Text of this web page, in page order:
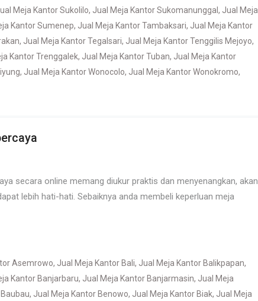
Meja Kantor Sukolilo, Jual Meja Kantor Sukomanunggal , Jual Meja
Kantor Sumenep, Jual Meja Kantor Tambaksari, Jual Meja Kantor
, Jual Meja Kantor Tegalsari, Jual Meja Kantor Tenggilis Mejoyo,
Kantor Trenggalek, Jual Meja Kantor Tuban, Jual Meja Kantor
, Jual Meja Kantor Wonocolo, Jual Meja Kantor Wonokromo,
secara online memang diukur praktis dan menyenangkan, akan
lebih hati-hati. Sebaiknya anda membeli keperluan meja
Asemrowo, Jual Meja Kantor Bali, Jual Meja Kantor Balikpapan,
Kantor Banjarbaru, Jual Meja Kantor Banjarmasin, Jual Meja
, Jual Meja Kantor Benowo, Jual Meja Kantor Biak, Jual Meja